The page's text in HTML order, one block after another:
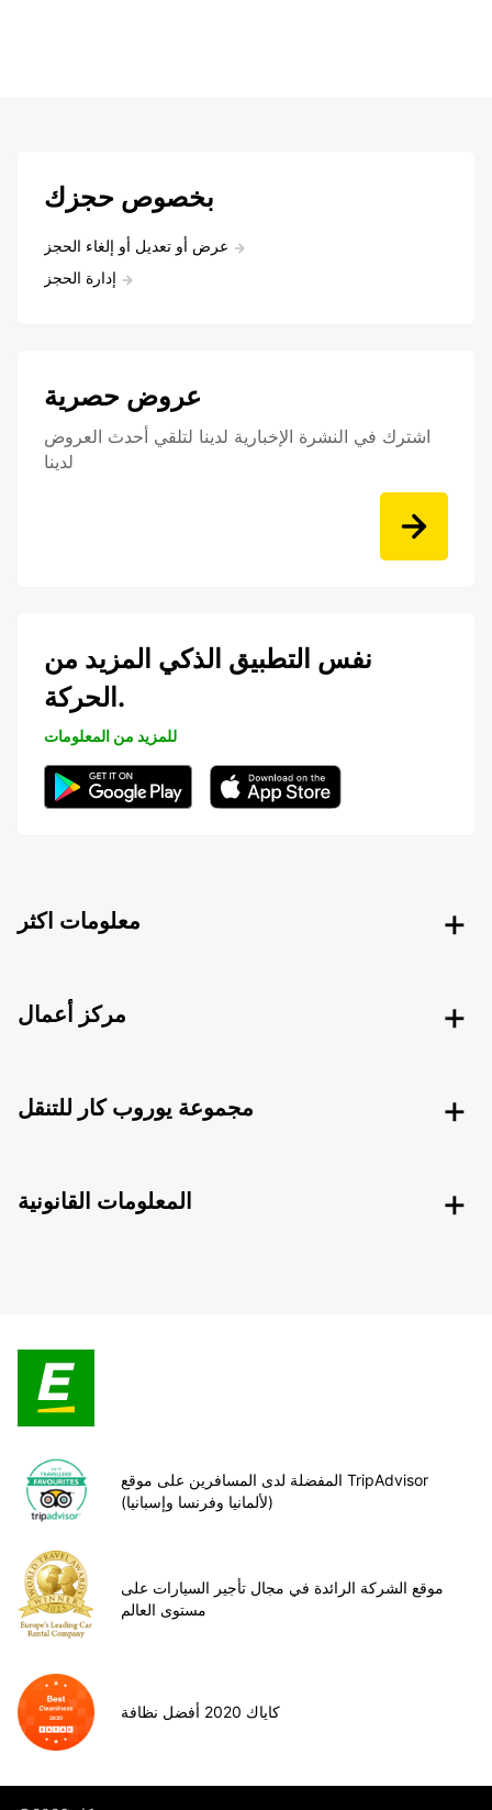
بخصوص حجزك
عرض أو تعديل أو إلغاء الحجز
إدارة الحجز
عروض حصرية
اشترك في النشرة الإخبارية لدينا لتلقي أحدث العروض
لدينا
نفس التطبيق الذكي المزيد من
الحركة.
للمزيد من المعلومات
معلومات اكثر
مركز أعمال
مجموعة يوروب كار للتنقل
المعلومات القانونية
المفضلة لدى المسافرين على موقع TripAdvisor
(لألمانيا وفرنسا وإسبانيا)
موقع الشركة الرائدة في مجال تأجير السيارات على
مستوى العالم
كاياك 2020 أفضل نظافة